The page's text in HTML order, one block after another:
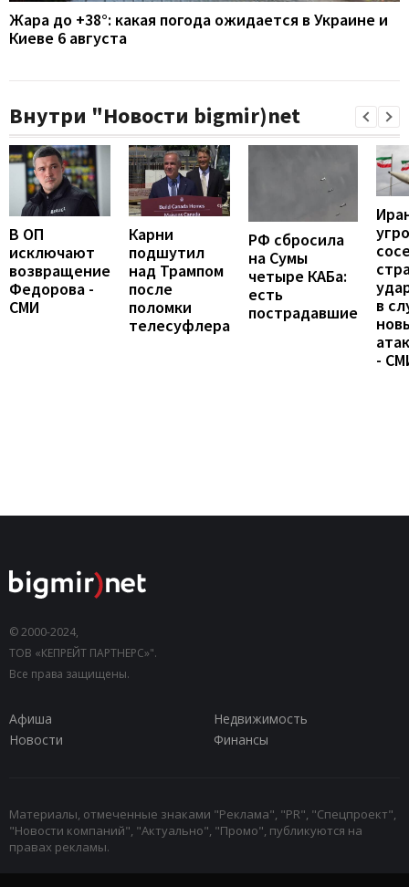
Жара до +38°: какая погода ожидается в Украине и
Киеве 6 августа
Внутри "Новости bigmir)net
В ОП
исключают
возвращение
Федорова -
СМИ
Карни
подшутил
над Трампом
после
поломки
телесуфлера
РФ сбросила
на Сумы
четыре КАБа:
есть
пострадавшие
в
-
© 2000-2024,
ТОВ «КЕПРЕЙТ ПАРТНЕРС»".
Все права защищены.
Афиша
Недвижимость
Новости
Финансы
Материалы, отмеченные знаками "Реклама", "PR", "Спецпроект",
"Новости компаний", "Актуально", "Промо", публикуются на
правах рекламы.